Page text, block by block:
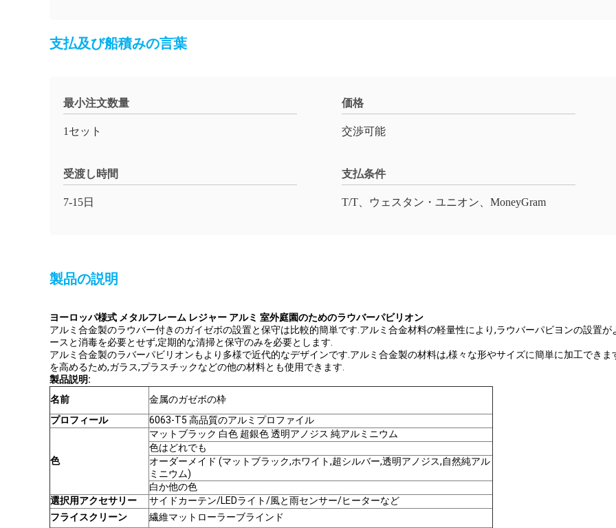
支払及び船積みの言葉
最小注文数量
1セット
価格
交渉可能
受渡し時間
7-15日
支払条件
T/T、ウェスタン・ユニオン、MoneyGram
製品の説明
ヨーロッパ様式 メタルフレーム レジャー アルミ 室外庭園のためのラウバーパビリオン
アルミ合金製のラウバー付きのガイゼボの設置と保守は比較的簡単です.アルミ合金材料の軽量性により,ラウバーパビヨンの設置
ースと消毒を必要とせず,定期的な清掃と保守のみを必要とします.
アルミ合金製のラバーパビリオンもより多様で近代的なデザインです.アルミ合金製の材料は,様々な形やサイズに簡単に加工でき
を高めるため,ガラス,プラスチックなどの他の材料とも使用できます.
製品説明:
名前
金属のガゼボの枠
プロフィール
6063-T5 高品質のアルミプロファイル
色
マットブラック 白色 超銀色 透明アノジス 純アルミニウム
色はどれでも
オーダーメイド (マットブラック,ホワイト,超シルバー,透明アノジス,自然純アル
ミニウム)
白か他の色
選択用アクセサリー
サイドカーテン/LEDライト/風と雨センサー/ヒーターなど
フライスクリーン
繊維マットローラーブラインド